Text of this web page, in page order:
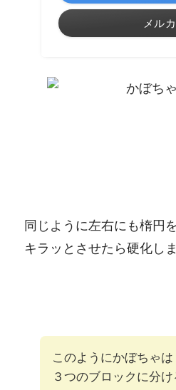
メル
同じように左右にも楕円
キラッとさせたら硬化しま
このようにかぼちゃは
３つのブロックに分